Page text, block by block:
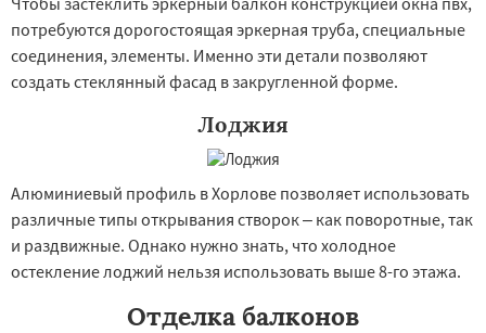
потребуются дорогостоящая эркерная труба, специальные
соединения, элементы. Именно эти детали позволяют
создать стеклянный фасад в закругленной форме.
Лоджия
Алюминиевый профиль в Хорлове позволяет использовать
различные типы открывания створок – как поворотные, так
и раздвижные. Однако нужно знать, что холодное
остекление лоджий нельзя использовать выше 8-го этажа.
Отделка балконов